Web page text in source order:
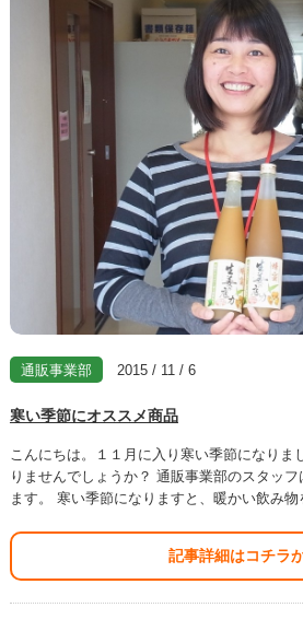
通販事業部 2015 / 11 / 6
寒い季節にオススメ商品
こんにちは。１１月に入り寒い季節になりま
りませんでしょうか？ 通販事業部のスタッ
ます。 寒い季節になりますと、暖かい飲み
記事詳細はコチラ